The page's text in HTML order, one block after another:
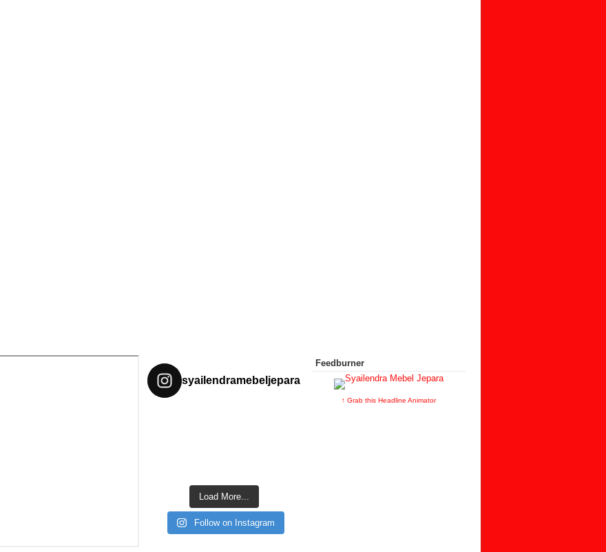
syailendramebeljepara
Load More...
Follow on Instagram
Feedburner
↑ Grab this Headline Animator